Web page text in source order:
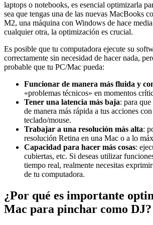
laptops o notebooks, es esencial optimizarla
sea que tengas una de las nuevas MacBooks
M2, una máquina con Windows de hace
cualquier otra, la optimización es crucial.
Es posible que tu computadora ejecute su
correctamente sin necesidad de hacer nada,
probable que tu PC/Mac pueda:
Funcionar de manera más fluida y
«problemas técnicos» en momentos
Tener una latencia más baja: para
de manera más rápida a tus acciones
teclado/mouse.
Trabajar a una resolución más alta:
resolución Retina en una Mac o a lo
Capacidad para hacer más cosas:
cubiertas, etc. Si deseas utilizar
tiempo real, realmente necesitas
de tu computadora.
¿Por qué es importante
Mac para pinchar como DJ?